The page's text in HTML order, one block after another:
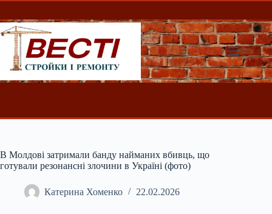
Перейти
вмісту
В Молдові затримали банду найманих вбивць, що
готували резонансні злочини в Україні (фото)
Катерина Хоменко 22.02.2026